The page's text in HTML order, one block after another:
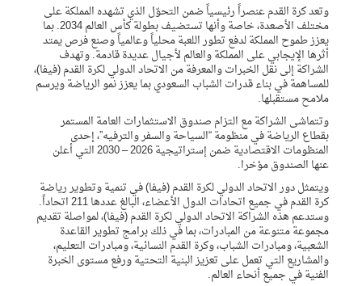
وتعد كرة القدم عنصراً رئيسياً ضمن التحوّل الذي تشهده المملكة على
مختلف الأصعدة، خاصة وأنها تستضيف بطولة كأس العالم 2034. بما
يعزز طموح المملكة لدفع تطور اللعبة محلياً وعالمياً وصنع فرص يمتد
أثرها الإيجابي على المملكة والعالم لأجيال عديدة قادمة. وتهدف
الشراكة إلى نقل الخبرات والمعرفة من الاتحاد الدولي لكرة القدم (فيفا)،
للمساهمة في بناء قدرات الشباب السعودي بما يعزز نمو الرياضة ويرسم
ملامح مستقبلها.
وتتماشى الشراكة مع التزام صندوق الاستثمارات العامة المستمر
بقطاع الرياضة في منظومة “السياحة والسفر والترفيه”، إحدى
المنظومات الاقتصادية ضمن إستراتيجية 2026 – 2030 التي أعلن
عنها الصندوق مؤخرا.
ويتمثل دور الاتحاد الدولي لكرة القدم (فيفا) في تنمية وتطوير رياضة
كرة القدم في جميع اتحادات الدول الأعضاء، البالغ عددها 211 اتحاداً.
وستدعم هذه الشراكة الاتحاد الدولي لكرة القدم (فيفا)، لمواصلة تقديم
مجموعة متنوعة من المبادرات، بما في ذلك برامج تطوير القاعدة
الشعبية، ومبادرات الشباب، وكرة القدم النسائية، ومبادرات التعليم،
والمشاريع التي تعمل على تعزيز البنية التحتية ورفع مستوى الخبرة
الفنية في جميع أنحاء العالم.